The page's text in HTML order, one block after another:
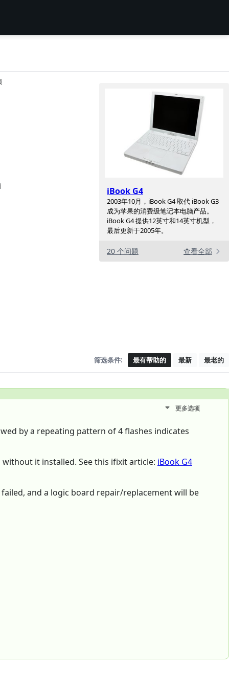
iBook G4
2003年10月，iBook G4 取代 iBook G3
成为苹果的消费级笔记本电脑产品。
iBook G4 提供12英寸和14英寸机型，
最后更新于2005年。
20 个问题 查看全部
筛选条件: 最有帮助的 最新 最老的
更多选项
by a repeating pattern of 4 flashes indicates
it installed. See this ifixit article: iBook G4
and a logic board repair/replacement will be